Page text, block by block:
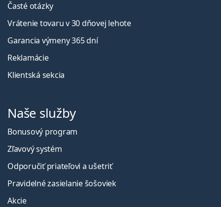
Časté otázky
Vrátenie tovaru v 30 dňovej lehote
Garancia výmeny 365 dní
Reklamácie
Klientská sekcia
Naše služby
Bonusový program
Zľavový systém
Odporučiť priateľovi a ušetriť
Pravidelné zasielanie šošoviek
Akcie